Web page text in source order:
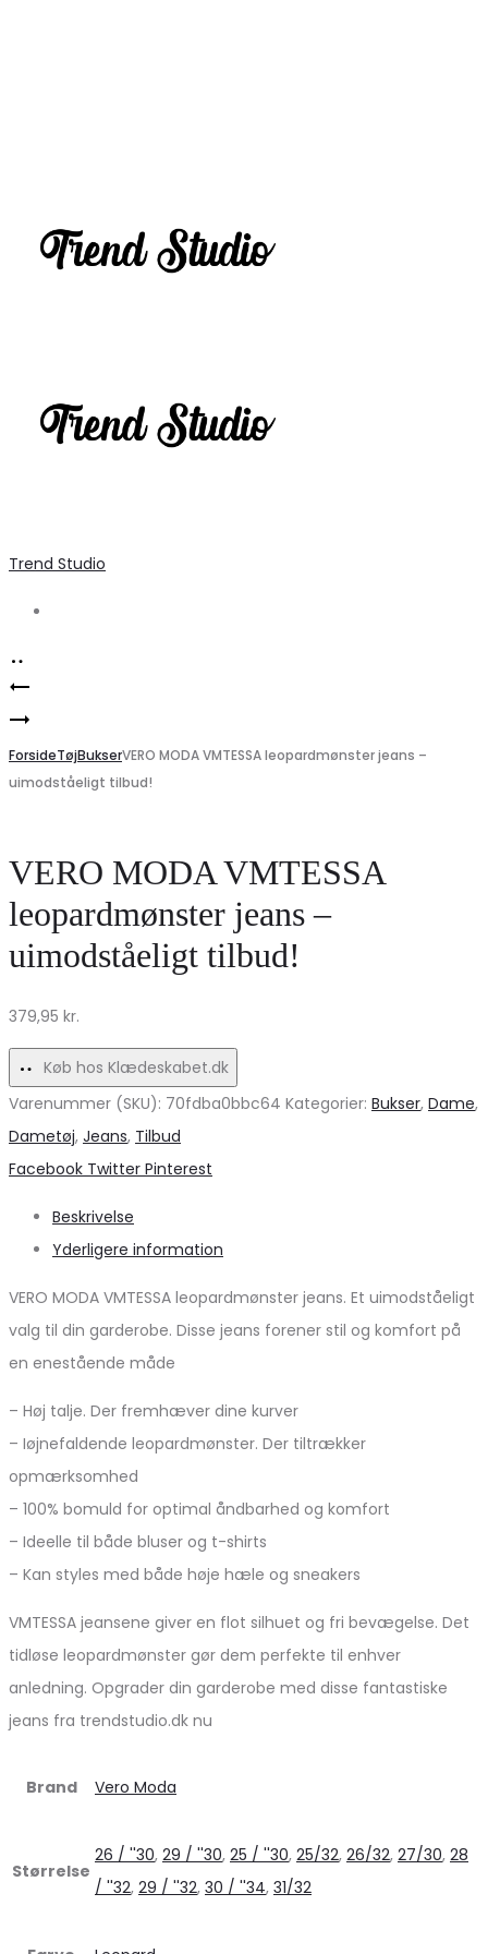
Trend Studio
Product
navigation
MdcNovia
6394
til
Fest!
Marta
du
Château
Fango4742
på
ForsideTøjBukserVERO MODA VMTESSA leopardmønster jeans –
uimodståeligt tilbud!
VERO MODA VMTESSA
leopardmønster jeans –
uimodståeligt tilbud!
379,95 kr.
Køb hos Klædeskabet.dk
Varenummer (SKU): 70fdba0bbc64 Kategorier: Bukser, Dame,
Dametøj, Jeans, Tilbud
Share
Facebook Twitter Pinterest
Beskrivelse
Yderligere information
VERO MODA VMTESSA leopardmønster jeans. Et uimodståeligt
valg til din garderobe. Disse jeans forener stil og komfort på
en enestående måde
– Høj talje. Der fremhæver dine kurver
– Iøjnefaldende leopardmønster. Der tiltrækker
opmærksomhed
– 100% bomuld for optimal åndbarhed og komfort
– Ideelle til både bluser og t-shirts
– Kan styles med både høje hæle og sneakers
VMTESSA jeansene giver en flot silhuet og fri bevægelse. Det
tidløse leopardmønster gør dem perfekte til enhver
anledning. Opgrader din garderobe med disse fantastiske
jeans fra trendstudio.dk nu
Brand Vero Moda
Størrelse
26 / ''30, 29 / ''30, 25 / ''30, 25/32, 26/32, 27/30, 28
/ ''32, 29 / ''32, 30 / ''34, 31/32